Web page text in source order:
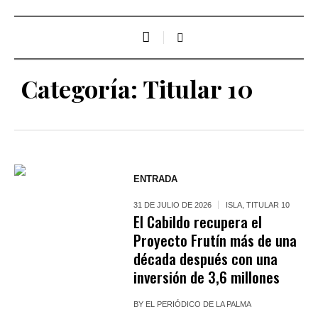
Categoría: Titular 10
ENTRADA
31 DE JULIO DE 2026 ISLA ,TITULAR 10
El Cabildo recupera el
Proyecto Frutín más de una
década después con una
inversión de 3,6 millones
BY EL PERIÓDICO DE LA PALMA